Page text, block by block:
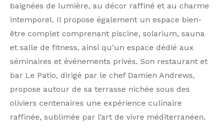
baignées de lumière, au décor raffiné et au charme
intemporel. Il propose également un espace bien-
être complet comprenant piscine, solarium, sauna
et salle de fitness, ainsi qu’un espace dédié aux
séminaires et événements privés. Son restaurant et
bar Le Patio, dirigé par le chef Damien Andrews,
propose autour de sa terrasse nichée sous des
oliviers centenaires une expérience culinaire
raffinée, sublimée par l’art de vivre méditerranéen.